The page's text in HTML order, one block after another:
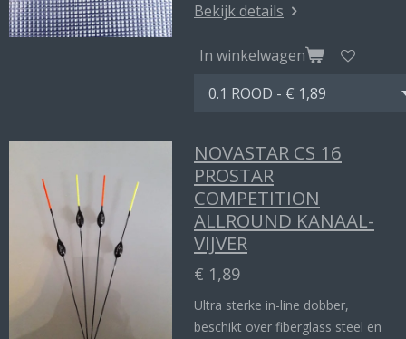
Bekijk details
In winkelwagen
NOVASTAR CS 16
PROSTAR
COMPETITION
ALLROUND KANAAL-
VIJVER
€ 1,89
Ultra sterke in-line dobber,
beschikt over fiberglass steel en